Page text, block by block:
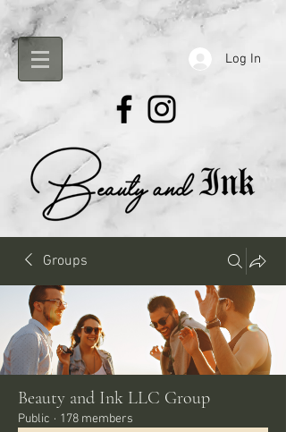
Log In
Groups
Beauty and Ink LLC Group
Public · 178 members